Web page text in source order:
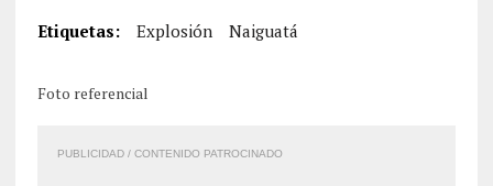
Etiquetas: Explosión Naiguatá
Foto referencial
PUBLICIDAD / CONTENIDO PATROCINADO